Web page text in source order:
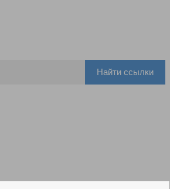
Найти ссылки